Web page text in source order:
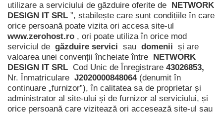
utilizare a serviciului de găzduire oferite de NETWORK
DESIGN IT SRL ”, stabilește care sunt condițiile în care
orice persoană poate vizita ori accesa site-ul
www.zerohost.ro , ori poate utiliza în orice mod
serviciul de găzduire servici sau domenii și are
valoarea unei convenții încheiate între NETWORK
DESIGN IT SRL Cod Unic de Înregistrare 43026853,
Nr. Înmatriculare J2020000848064 (denumit în
continuare „furnizor”), în calitatea sa de proprietar și
administrator al site-ului și de furnizor al serviciului, și
orice persoană care vizitează ori accesează site-ul sau